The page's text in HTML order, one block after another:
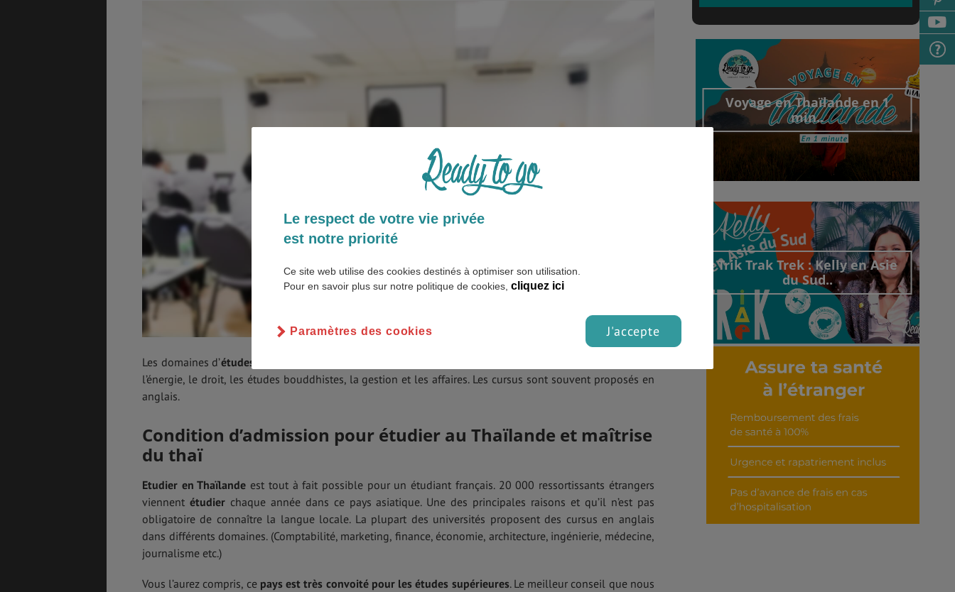
Les domaines d’études en Thaïlande
l’énergie, le droit, les études bouddhistes, la gestion et les affaires. Les cursus sont souvent proposés en
anglais.
Condition d’admission pour étudier au Thaïlande et maîtrise
du thaï
Etudier en Thaïlande est tout à fait possible pour un étudiant français. 20 000 ressortissants étrangers
viennent étudierchaque année dans ce pays asiatique. Une des principales raisons et qu’il n’est pas
obligatoire de connaître la langue locale. La plupart des universités proposent des cursus en anglais
dans différents domaines. (Comptabilité, marketing, finance, économie, architecture, ingénierie, médecine,
journalisme etc.)
Vous l’aurez compris, ce pays est très convoité pour les études supérieures. Le meilleur conseil que nous
Voyage en Thaïlande en 1
min..
Découvrir cet interview
Trik Trak Trek : Kelly en Asie
du Sud..
Le respect de votre vie privée
est notre priorité
Ce site web utilise des cookies destinés à optimiser son utilisation.
Pour en savoir plus sur notre politique de cookies, cliquez ici
J'accepte
Paramètres des cookies